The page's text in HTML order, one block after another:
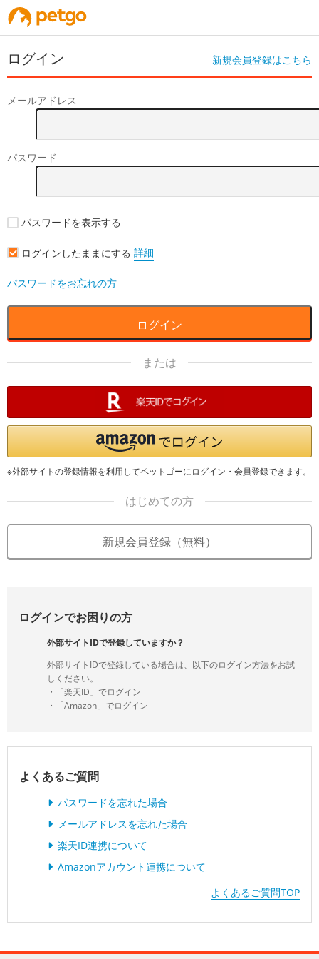
ログイン 新規会員登録はこちら
メールアドレス
パスワード
パスワードを表示する
ログインしたままにする 詳細
パスワードをお忘れの方
ログイン
または
※外部サイトの登録情報を利用してペットゴーにログイン・会員登録できます。
はじめての方
新規会員登録（無料）
ログインでお困りの方
外部サイトIDで登録していますか？
外部サイトIDで登録している場合は、以下のログイン方法をお試
しください。
・「楽天ID」でログイン
・「Amazon」でログイン
よくあるご質問
パスワードを忘れた場合
メールアドレスを忘れた場合
楽天ID連携について
Amazonアカウント連携について
よくあるご質問TOP